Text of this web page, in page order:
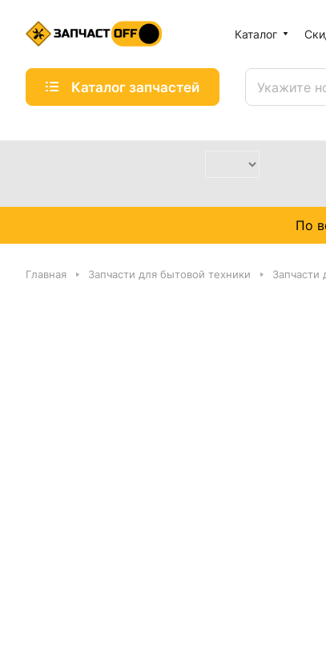
Каталог
Каталог запчастей
По
Главная Запчасти для бытовой техники